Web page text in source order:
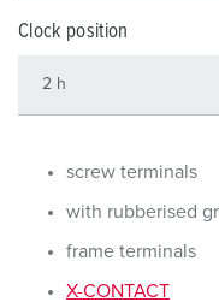
Clock position
screw terminals
with rubberised
frame terminals
X-CONTACT